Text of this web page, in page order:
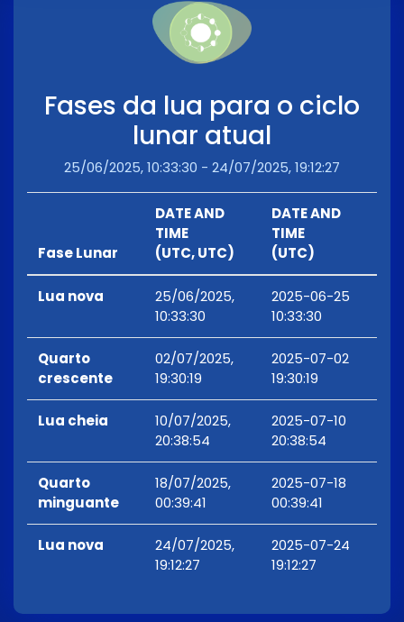
Fases da lua para o ciclo
lunar atual
25/06/2025, 10:33:30 - 24/07/2025, 19:12:27
Fase Lunar
DATE AND
TIME
(UTC, UTC)
DATE AND
TIME
(UTC)
Lua nova
25/06/2025,
10:33:30
2025-06-25
10:33:30
Quarto
crescente
02/07/2025,
19:30:19
2025-07-02
19:30:19
Lua cheia
10/07/2025,
20:38:54
2025-07-10
20:38:54
Quarto
minguante
18/07/2025,
00:39:41
2025-07-18
00:39:41
Lua nova
24/07/2025,
19:12:27
2025-07-24
19:12:27